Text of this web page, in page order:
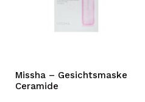
Missha – Gesichtsmaske
Ceramide